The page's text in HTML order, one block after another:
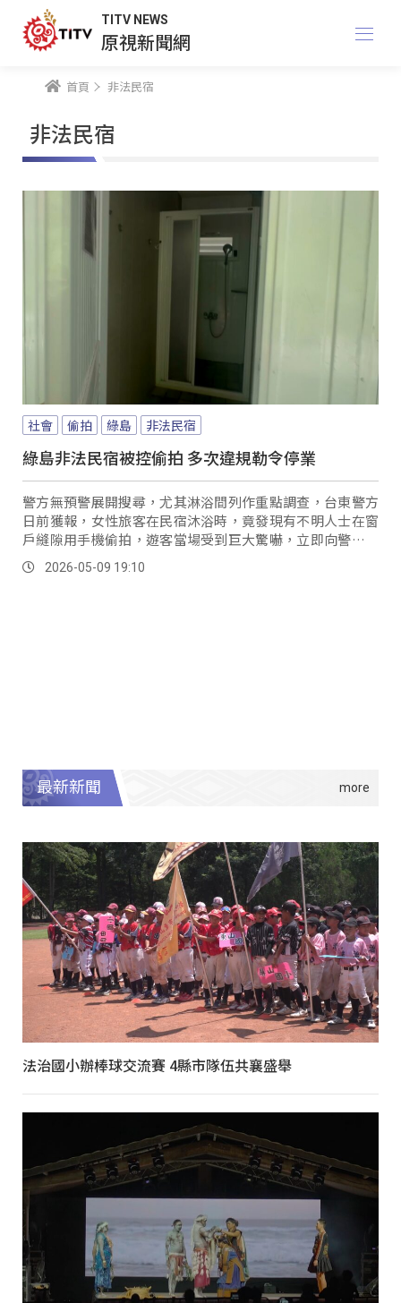
TITV NEWS
原視新聞網
首頁 非法民宿
非法民宿
社會 偷拍 綠島 非法民宿
綠島非法民宿被控偷拍 多次違規勒令停業
警方無預警展開搜尋，尤其淋浴間列作重點調查，台東警方
日前獲報，女性旅客在民宿沐浴時，竟發現有不明人士在窗
戶縫隙用手機偷拍，遊客當場受到巨大驚嚇，立即向警方求
助。2026-05-09 19:10
最新新聞
法治國小辦棒球交流賽 4縣市隊伍共襄盛舉